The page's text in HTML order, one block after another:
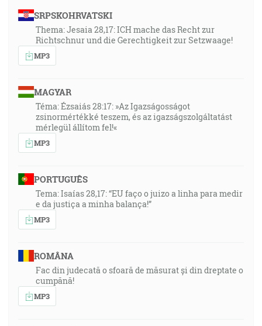
SRPSKOHRVATSKI
Thema: Jesaia 28,17: ICH mache das Recht zur
Richtschnur und die Gerechtigkeit zur Setzwaage!
MP3
MAGYAR
Téma: Ézsaiás 28:17: »Az Igazságosságot
zsinormértékké teszem, és az igazságszolgáltatást
mérlegül állítom fel!«
MP3
PORTUGUÊS
Tema: Isaías 28,17: “EU faço o juizo a linha para medir
e da justiça a minha balança!”
MP3
ROMÂNA
Fac din judecată o sfoară de măsurat și din dreptate o
cumpănă!
MP3